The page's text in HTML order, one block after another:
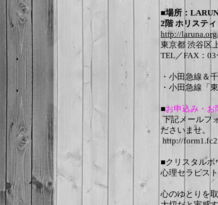
■場所：
2階 ホリステ
http://
東京都 渋谷区
TEL／FAX：
・小田急線＆
・小田急線「
■お申込み・お
下記メールフ
ださいませ。
http://
■クリスタルボ
心理セラピス
心のゆとりを